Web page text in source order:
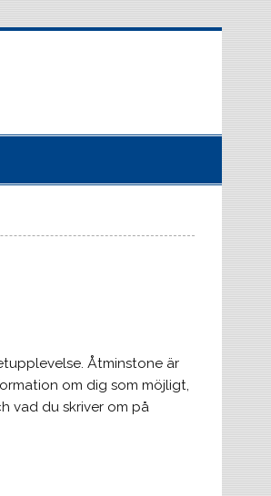
Åtminstone är
om dig som möjligt,
vad du skriver om på